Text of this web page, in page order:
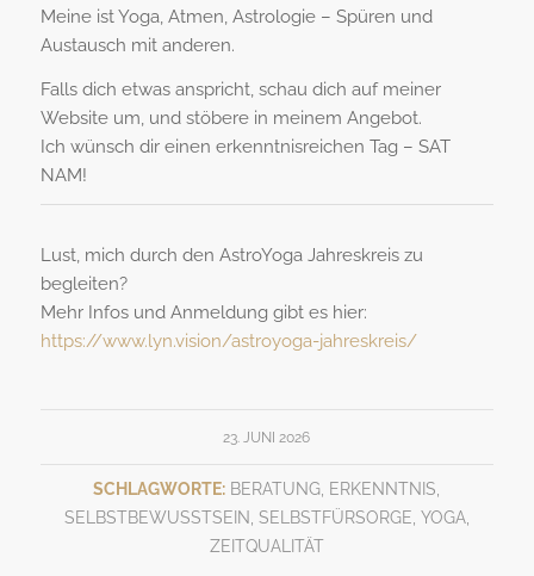
Meine ist Yoga, Atmen, Astrologie – Spüren und
Austausch mit anderen.
Falls dich etwas anspricht, schau dich auf meiner
Website um, und stöbere in meinem Angebot.
Ich wünsch dir einen erkenntnisreichen Tag – SAT
NAM!
Lust, mich durch den AstroYoga Jahreskreis zu
begleiten?
Mehr Infos und Anmeldung gibt es hier:
https://www.lyn.vision/astroyoga-jahreskreis/
23. JUNI 2026
SCHLAGWORTE: BERATUNG ERKENNTNIS
SELBSTBEWUSSTSEIN SELBSTFÜRSORGE YOGA,
ZEITQUALITÄT